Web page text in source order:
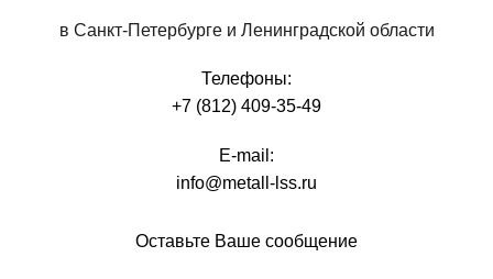
в Санкт-Петербурге и Ленинградской области
Телефоны:
+7 (812) 409-35-49
E-mail:
info@metall-lss.ru
Оставьте Ваше сообщение